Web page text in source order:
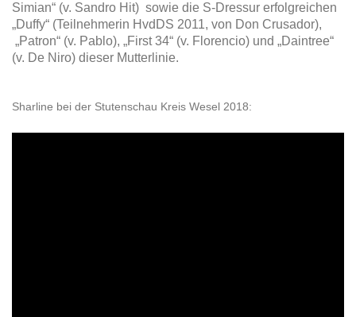
Simian“ (v. Sandro Hit) sowie die S-Dressur erfolgreichen
„Duffy“ (Teilnehmerin HvdDS 2011, von Don Crusador),
„Patron“ (v. Pablo), „First 34“ (v. Florencio) und „Daintree“
(v. De Niro) dieser Mutterlinie.
Sharline bei der Stutenschau Kreis Wesel 2018: